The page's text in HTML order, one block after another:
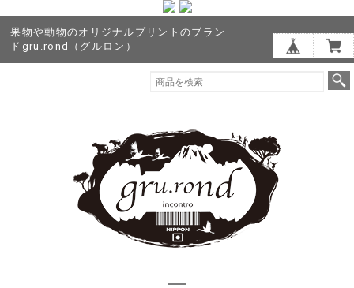
果物や動物のオリジナルプリントのブラン
ドgru.rond（グルロン）